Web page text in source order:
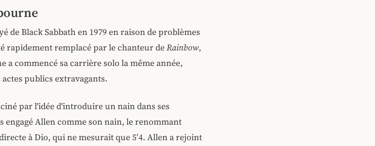
de Black Sabbath en 1979 en raison de problèmes
rapidement remplacé par le chanteur deRainbow,
a commencé sa carrière solo la même année,
publics extravagants.
par l'idée d'introduire un nain dans ses
engagé Allen comme son nain, le renommant
à Dio, qui ne mesurait que 5’4. Allen a rejoint